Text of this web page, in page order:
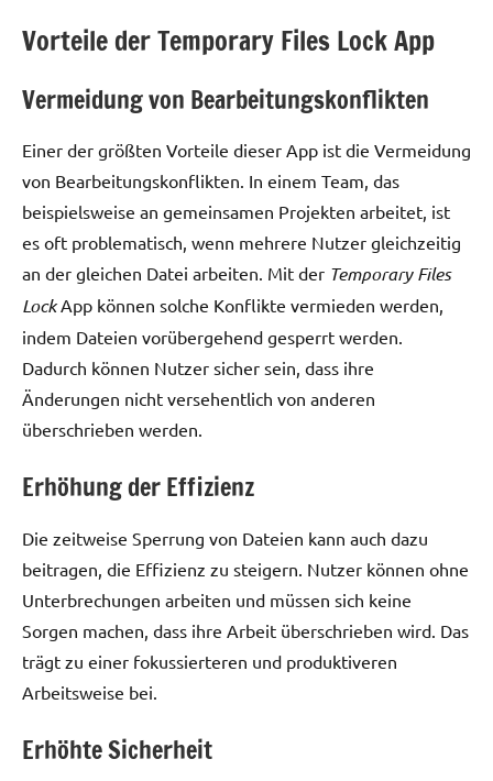
Vorteile der Temporary Files Lock App
Vermeidung von Bearbeitungskonflikten
Einer der größten Vorteile dieser App ist die Vermeidung
von Bearbeitungskonflikten. In einem Team, das
beispielsweise an gemeinsamen Projekten arbeitet, ist
es oft problematisch, wenn mehrere Nutzer gleichzeitig
an der gleichen Datei arbeiten. Mit der Temporary Files
LockApp können solche Konflikte vermieden werden,
indem Dateien vorübergehend gesperrt werden.
Dadurch können Nutzer sicher sein, dass ihre
Änderungen nicht versehentlich von anderen
überschrieben werden.
Erhöhung der Effizienz
Die zeitweise Sperrung von Dateien kann auch dazu
beitragen, die Effizienz zu steigern. Nutzer können ohne
Unterbrechungen arbeiten und müssen sich keine
Sorgen machen, dass ihre Arbeit überschrieben wird. Das
trägt zu einer fokussierteren und produktiveren
Arbeitsweise bei.
Erhöhte Sicherheit